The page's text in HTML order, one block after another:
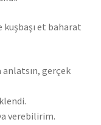
kuşbaşı et baharat
gerçek
verebilirim.